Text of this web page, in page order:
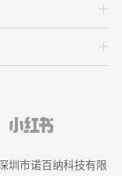
圳市诺百纳科技有限